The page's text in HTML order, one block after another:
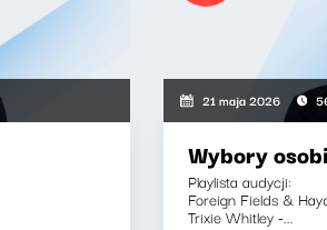
21 maja 2026
Wybory
Playlista audycji:
Foreign Fields &
Trixie Whitley -...